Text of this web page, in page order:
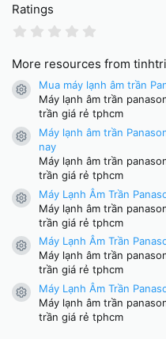
Ratings
0
s
t
a
r
s
More resources from
Resource icon
Mua máy lạnh âm trần
Máy lạnh âm trần
trần giá rẻ tphcm
Resource icon
Máy lạnh âm trần
nay
Máy lạnh âm trần
trần giá rẻ tphcm
Resource icon
Máy Lạnh Âm Trần
Máy lạnh âm trần
trần giá rẻ tphcm
Resource icon
Máy Lạnh Âm Trần
Máy lạnh âm trần
trần giá rẻ tphcm
Resource icon
Máy Lạnh Âm Trần
Máy lạnh âm trần
trần giá rẻ tphcm